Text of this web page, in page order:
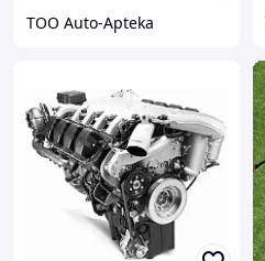
ТОО Auto-Apteka